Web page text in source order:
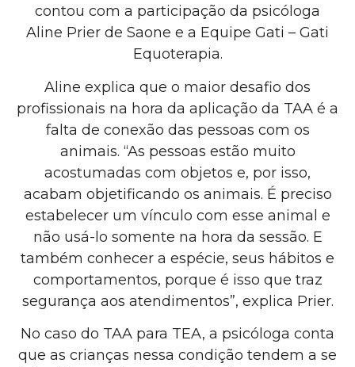
contou com a participação da psicóloga
Aline Prier de Saone e a Equipe Gati – Gati
Equoterapia.
Aline explica que o maior desafio dos
profissionais na hora da aplicação da TAA é a
falta de conexão das pessoas com os
animais. “As pessoas estão muito
acostumadas com objetos e, por isso,
acabam objetificando os animais. É preciso
estabelecer um vínculo com esse animal e
não usá-lo somente na hora da sessão. E
também conhecer a espécie, seus hábitos e
comportamentos, porque é isso que traz
segurança aos atendimentos”, explica Prier.
No caso do TAA para TEA, a psicóloga conta
que as crianças nessa condição tendem a se